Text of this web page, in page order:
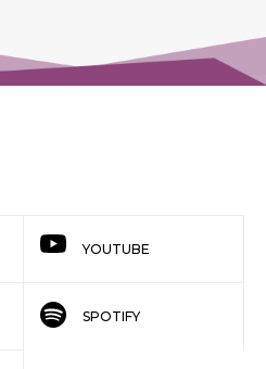
YOUTUBE
SPOTIFY